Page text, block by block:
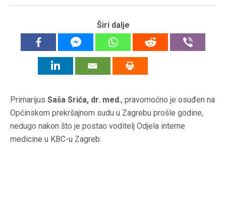
Širi dalje
Primarijus Saša Srića, dr. med., pravomoćno je osuđen na
Općinskom prekršajnom sudu u Zagrebu prošle godine,
nedugo nakon što je postao voditelj Odjela interne
medicine u KBC-u Zagreb.